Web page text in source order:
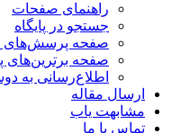
راهنمای صفحات
جستجو در پایگاه
صفحه پرسش‌های
صفحه برترین‌های
اطلاع‌رسانی به
ارسال مقاله
مشابهت یاب
تماس با ما